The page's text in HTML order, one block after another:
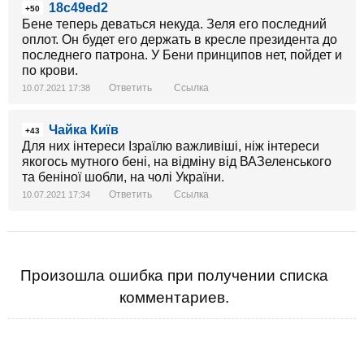
+50
18c49ed2
Бене теперь деваться некуда. Зеля его последний
оплот. Он будет его держать в кресле президента до
последнего патрона. У Бени принципов нет, пойдет и
по крови.
10.07.2021 17:38 Ответить Ссылка
+43
Чайка Київ
Для них інтереси Ізраїлю важливіші, ніж інтереси
якогось мутного бені, на відміну від ВАЗеленського
та беніної шобли, на чолі України.
10.07.2021 17:34 Ответить Ссылка
Произошла ошибка при получении списка
комментариев.